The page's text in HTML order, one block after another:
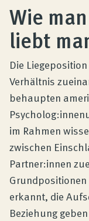
Kontakt
Magazin
Wie
liebt
Die
Verhältnis
behaupten
im Rahmen
zwischen
Partner:innen
erkannt, die
Beziehung